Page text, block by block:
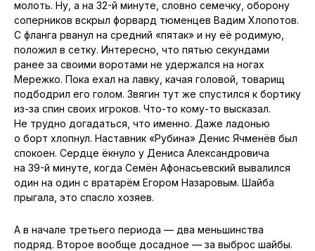
молоть. Ну, а на 32-й минуте, словно семечку, оборону
соперников вскрыл форвард тюменцев Вадим Хлопотов.
С фланга рванул на средний «пятак» и ну её родимую,
положил в сетку. Интересно, что пятью секундами
ранее за своими воротами не удержался на ногах
Мережко. Пока ехал на лавку, качая головой, товарищ
подбодрил его голом. Звягин тут же спустился к бортику
из-за спин своих игроков. Что-то кому-то высказал.
Не трудно догадаться, что именно. Даже ладонью
о борт хлопнул. Наставник «Рубина» Денис Ячменёв был
спокоен. Сердце ёкнуло у Дениса Александровича
на 39-й минуте, когда Семён Афонасьевский вывалился
один на один с вратарём Егором Назаровым. Шайба
прыгала, это спасло хозяев.
А в начале третьего периода — два меньшинства
подряд. Второе вообще досадное — за выброс шайбы.